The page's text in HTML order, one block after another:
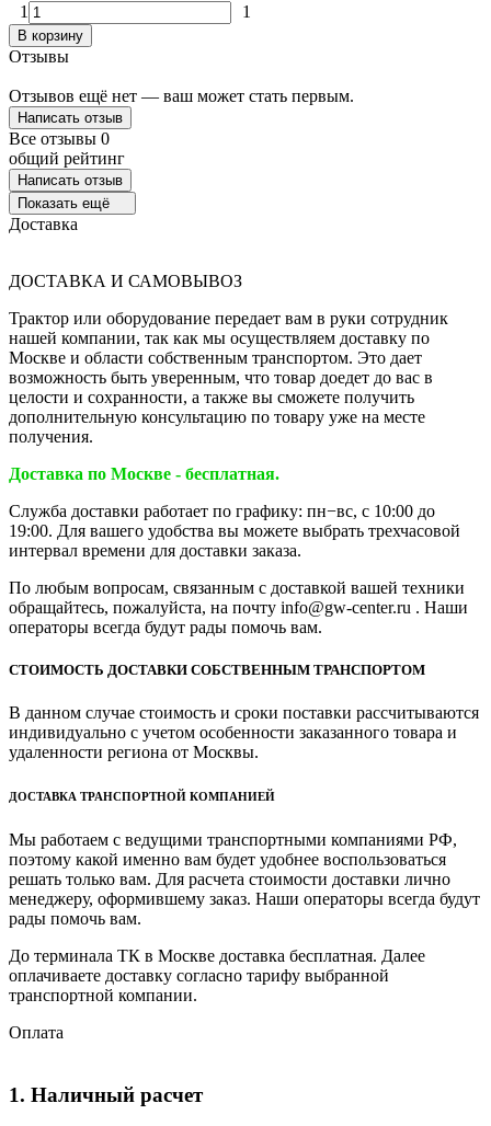
1 1
В корзину
Отзывы
Отзывов ещё нет — ваш может стать первым.
Написать отзыв
Все отзывы 0
общий рейтинг
Написать отзыв
Показать ещё
Доставка
ДОСТАВКА И САМОВЫВОЗ
Трактор или оборудование передает вам в руки сотрудник
нашей компании, так как мы осуществляем доставку по
Москве и области собственным транспортом. Это дает
возможность быть уверенным, что товар доедет до вас в
целости и сохранности, а также вы сможете получить
дополнительную консультацию по товару уже на месте
получения.
Доставка по Москве - бесплатная.
Служба доставки работает по графику: пн−вс, с 10:00 до
19:00. Для вашего удобства вы можете выбрать трехчасовой
интервал времени для доставки заказа.
По любым вопросам, связанным с доставкой вашей техники
обращайтесь, пожалуйста, на почту info@gw-center.ru . Наши
операторы всегда будут рады помочь вам.
СТОИМОСТЬ ДОСТАВКИ СОБСТВЕННЫМ ТРАНСПОРТОМ
В данном случае стоимость и сроки поставки рассчитываются
индивидуально с учетом особенности заказанного товара и
удаленности региона от Москвы.
ДОСТАВКА ТРАНСПОРТНОЙ КОМПАНИЕЙ
Мы работаем с ведущими транспортными компаниями РФ,
поэтому какой именно вам будет удобнее воспользоваться
решать только вам. Для расчета стоимости доставки лично
менеджеру, оформившему заказ. Наши операторы всегда будут
рады помочь вам.
До терминала ТК в Москве доставка бесплатная. Далее
оплачиваете доставку согласно тарифу выбранной
транспортной компании.
Оплата
1. Наличный расчет